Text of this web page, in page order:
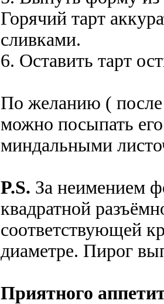
Горячий тарт
сливками.
6. Оставить тарт
По желанию ( после
можно посыпать
миндальными
P.S. За неимением
квадратной
соответствующей
диаметре. Пирог
Приятного